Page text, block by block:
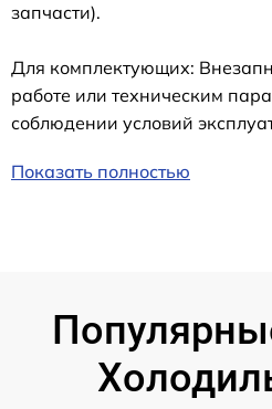
запчасти).
Для комплектующих:
работе или техническим
соблюдении условий
Показать полностью